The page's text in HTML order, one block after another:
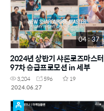
04 : 37
2024년 상반기 샤론로즈마스터
97차 승급프로모션 in 세부
3,204 596
19
2024.06.27